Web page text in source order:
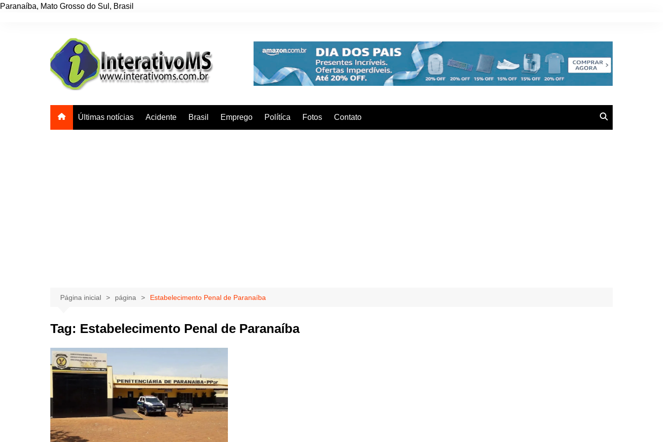
Paranaíba, Mato Grosso do Sul , Brasil
Últimas notícias Acidente Brasil Emprego Polítíca Fotos Contato
Página inicial página Estabelecimento Penal de Paranaíba
Tag: Estabelecimento Penal de Paranaíba